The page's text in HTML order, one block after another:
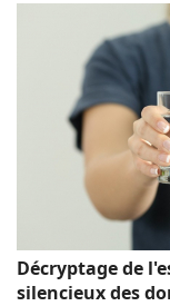
Décryptage de
silencieux des